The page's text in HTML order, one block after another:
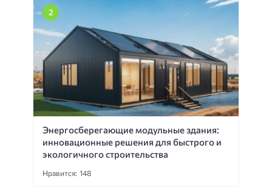
Энергосберегающие модульные здания:
инновационные решения для быстрого и
экологичного строительства
Нравится: 148